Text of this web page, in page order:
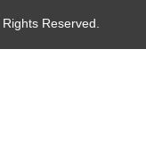
Reserved.